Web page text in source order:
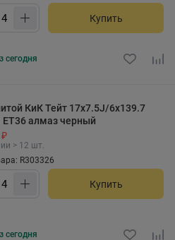
Купить
сегодня
КиК Тейт 17x7.5J/6x139.7
ET36 алмаз черный
₽
> 12 шт.
R303326
Купить
сегодня